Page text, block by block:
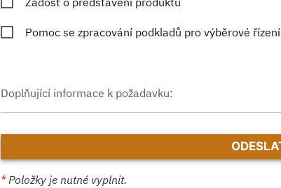
Pomoc se zpracování podkladů pro výběrové řízení
Doplňující informace k požadavku:
*Položky je nutné vyplnit.